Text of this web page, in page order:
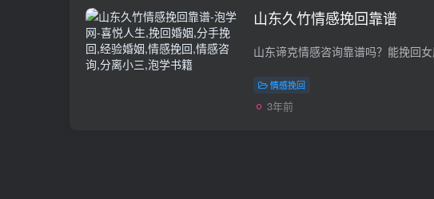
山东久竹情感挽回靠谱
情感挽回
3年前